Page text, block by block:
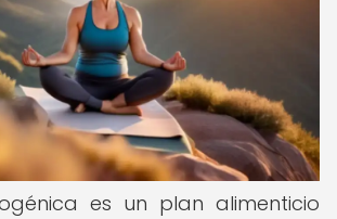
es un plan alimenticio